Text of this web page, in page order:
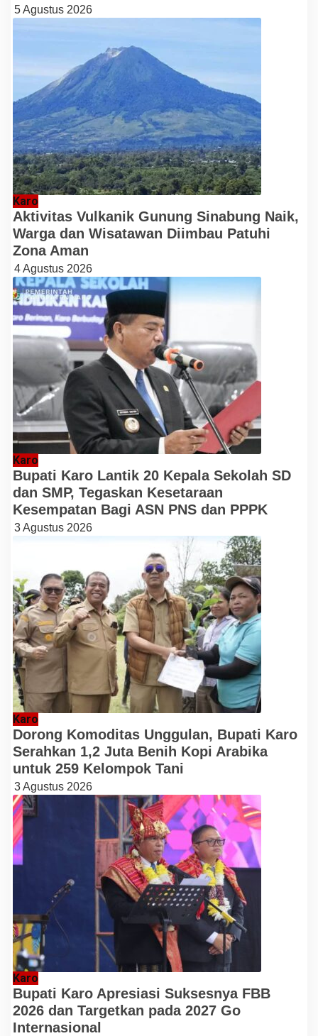
5 Agustus 2026
Karo
Aktivitas Vulkanik Gunung Sinabung Naik,
Warga dan Wisatawan Diimbau Patuhi
Zona Aman
4 Agustus 2026
Karo
Bupati Karo Lantik 20 Kepala Sekolah SD
dan SMP, Tegaskan Kesetaraan
Kesempatan Bagi ASN PNS dan PPPK
3 Agustus 2026
Karo
Dorong Komoditas Unggulan, Bupati Karo
Serahkan 1,2 Juta Benih Kopi Arabika
untuk 259 Kelompok Tani
3 Agustus 2026
Karo
Bupati Karo Apresiasi Suksesnya FBB
2026 dan Targetkan pada 2027 Go
Internasional